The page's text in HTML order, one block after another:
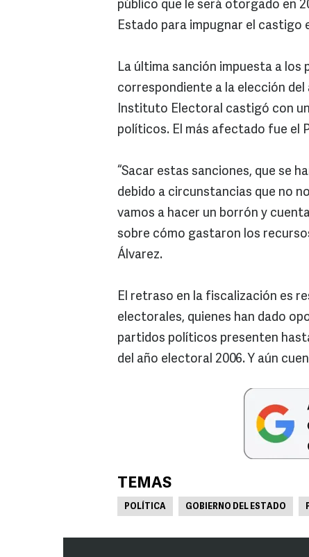
público que le será otorgado en
Estado para impugnar el castigo
La última sanción impuesta a
correspondiente a la elección del
Instituto Electoral castigó con
políticos. El más afectado fue el
“Sacar estas sanciones, que se
debido a circunstancias que no
vamos a hacer un borrón y
sobre cómo gastaron los
Álvarez.
El retraso en la fiscalización es
electorales, quienes han dado
partidos políticos presenten
del año electoral 2006. Y aún
TEMAS
POLÍTICA GOBIERNO DEL ESTADO